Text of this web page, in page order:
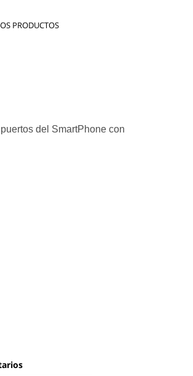
PRODUCTOS
del SmartPhone con